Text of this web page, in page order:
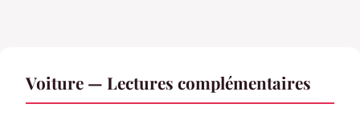
Voiture — Lectures complémentaires